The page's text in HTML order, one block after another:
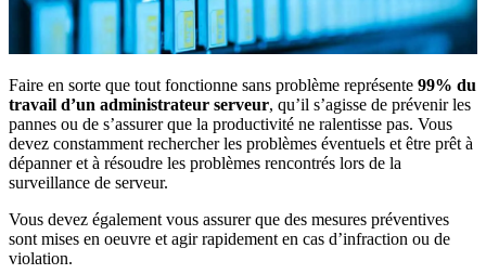
Faire en sorte que tout fonctionne sans problème représente 99% du
travail d’un administrateur serveur, qu’il s’agisse de prévenir les
pannes ou de s’assurer que la productivité ne ralentisse pas. Vous
devez constamment rechercher les problèmes éventuels et être prêt à
dépanner et à résoudre les problèmes rencontrés lors de la
surveillance de serveur.
Vous devez également vous assurer que des mesures préventives
sont mises en oeuvre et agir rapidement en cas d’infraction ou de
violation.